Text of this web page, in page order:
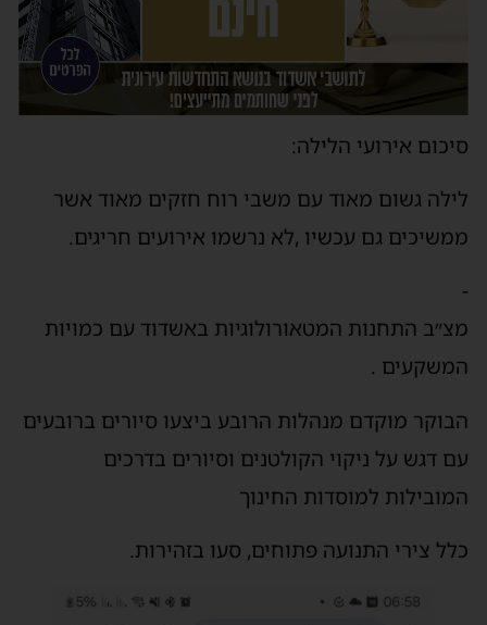
סיכום אירועי הלילה:
לילה גשום מאוד עם משבי רוח חזקים מאוד אשר
ממשיכים גם עכשיו ,לא נרשמו אירועים חריגים.
-
מצ״ב התחנות המטאורולוגיות באשדוד עם כמויות
המשקעים .
הבוקר מוקדם מנהלות הרובע ביצעו סיורים ברובעים
עם דגש על ניקוי הקולטנים וסיורים בדרכים
המובילות למוסדות החינוך
כלל צירי התנועה פתוחים, סעו בזהירות.